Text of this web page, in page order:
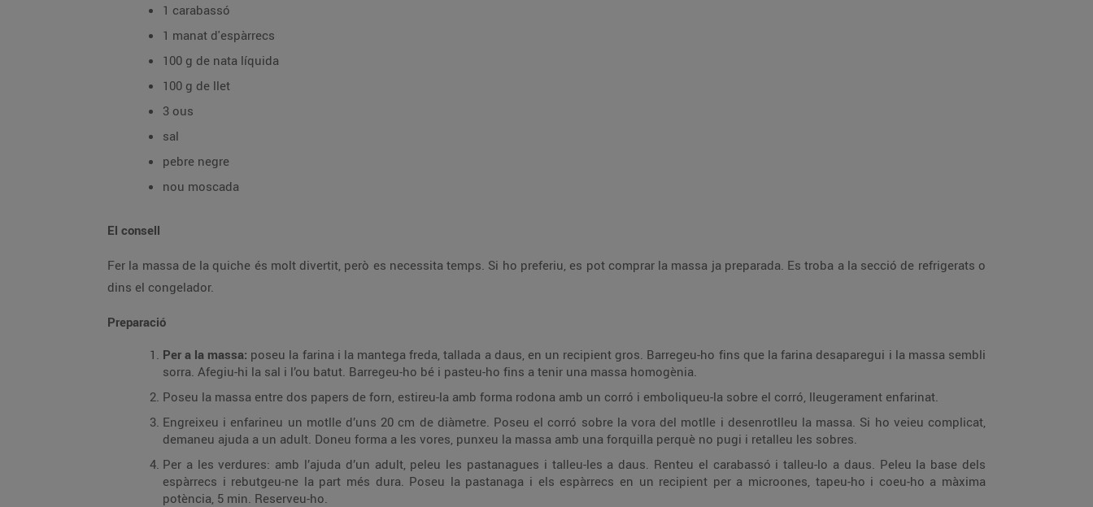
1 carabassó
1 manat d'espàrrecs
100 g de nata líquida
100 g de llet
3 ous
sal
pebre negre
nou moscada
El consell
Fer la massa de la quiche és molt divertit, però es necessita temps. Si ho preferiu, es pot comprar la massa ja preparada. Es troba a la secció de refrigerats o
dins el congelador.
Preparació
Per a la massa: poseu la farina i la mantega freda, tallada a daus, en un recipient gros. Barregeu-ho fins que la farina desaparegui i la massa sembli
sorra. Afegiu-hi la sal i l’ou batut. Barregeu-ho bé i pasteu-ho fins a tenir una massa homogènia.
Poseu la massa entre dos papers de forn, estireu-la amb forma rodona amb un corró i emboliqueu-la sobre el corró, lleugerament enfarinat.
Engreixeu i enfarineu un motlle d’uns 20 cm de diàmetre. Poseu el corró sobre la vora del motlle i desenrotlleu la massa. Si ho veieu complicat,
demaneu ajuda a un adult. Doneu forma a les vores, punxeu la massa amb una forquilla perquè no pugi i retalleu les sobres.
Per a les verdures: amb l’ajuda d’un adult, peleu les pastanagues i talleu-les a daus. Renteu el carabassó i talleu-lo a daus. Peleu la base dels
espàrrecs i rebutgeu-ne la part més dura. Poseu la pastanaga i els espàrrecs en un recipient per a microones, tapeu-ho i coeu-ho a màxima
potència, 5 min. Reserveu-ho.